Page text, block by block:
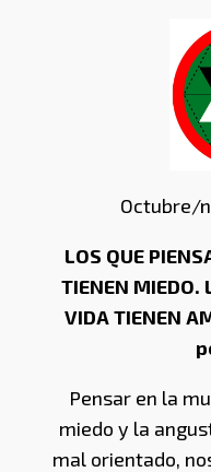
Octubre/
LOS QUE
TIENEN MIEDO.
VIDA TIENEN
Pensar en la
miedo y la
mal orientado,